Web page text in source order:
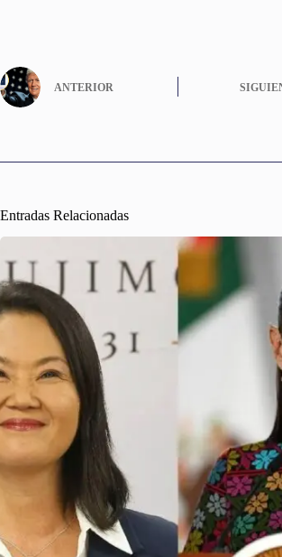
ANTERIOR
Entradas Relacionadas